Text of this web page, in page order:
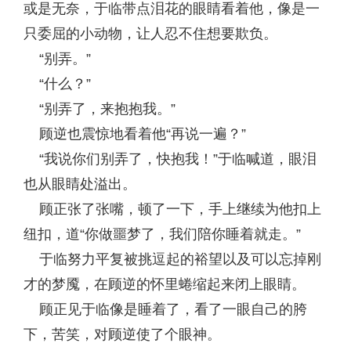
或是无奈，于临带点泪花的眼睛看着他，像是一
只委屈的小动物，让人忍不住想要欺负。
“别弄。”
“什么？”
“别弄了，来抱抱我。”
顾逆也震惊地看着他“再说一遍？”
“我说你们别弄了，快抱我！”于临喊道，眼泪
也从眼睛处溢出。
顾正张了张嘴，顿了一下，手上继续为他扣上
纽扣，道“你做噩梦了，我们陪你睡着就走。”
于临努力平复被挑逗起的裕望以及可以忘掉刚
才的梦魇，在顾逆的怀里蜷缩起来闭上眼睛。
顾正见于临像是睡着了，看了一眼自己的胯
下，苦笑，对顾逆使了个眼神。